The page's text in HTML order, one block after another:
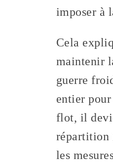
imposer à
Cela
maintenir
guerre
entier
flot, il
répartition
les